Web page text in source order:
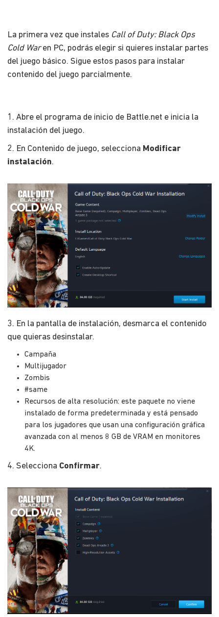
La primera vez que instales Call of Duty: Black Ops
Cold Waren PC, podrás elegir si quieres instalar partes
del juego básico. Sigue estos pasos para instalar
contenido del juego parcialmente.
1. Abre el programa de inicio de Battle.net e inicia la
instalación del juego.
2. En Contenido de juego, selecciona Modificar
instalación.
3. En la pantalla de instalación, desmarca el contenido
que quieras desinstalar.
Campaña
Multijugador
Zombis
#same
Recursos de alta resolución: este paquete no viene
instalado de forma predeterminada y está pensado
para los jugadores que usan una configuración gráfica
avanzada con al menos 8 GB de VRAM en monitores
4K.
4. Selecciona Confirmar.